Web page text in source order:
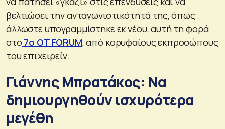
βελτιώσει την ανταγωνιστικότητά της, όπως
άλλωστε υπογραμμίστηκε εκ νέου, αυτή τη φορά
στο 7o OT FORUM, από κορυφαίους εκπροσώπους
του επιχειρείν.
Γιάννης Μπρατάκος: Να
δημιουργηθούν ισχυρότερα
μεγέθη